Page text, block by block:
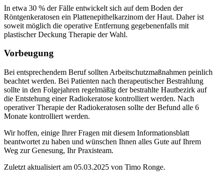
In etwa 30 % der Fälle entwickelt sich auf dem Boden der
Röntgenkeratosen ein Plattenepithelkarzinom der Haut. Daher ist
soweit möglich die operative Entfernung gegebenenfalls mit
plastischer Deckung Therapie der Wahl.
Vorbeugung
Bei entsprechendem Beruf sollten Arbeitschutzmaßnahmen peinlich
beachtet werden. Bei Patienten nach therapeutischer Bestrahlung
sollte in den Folgejahren regelmäßig der bestrahlte Hautbezirk auf
die Entstehung einer Radiokeratose kontrolliert werden. Nach
operativer Therapie der Radiokeratosen sollte der Befund alle 6
Monate kontrolliert werden.
Wir hoffen, einige Ihrer Fragen mit diesem Informationsblatt
beantwortet zu haben und wünschen Ihnen alles Gute auf Ihrem
Weg zur Genesung, Ihr Praxisteam.
Zuletzt aktualisiert am 05.03.2025 von Timo Ronge.